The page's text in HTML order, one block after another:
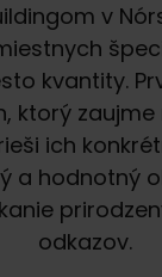
v
kvantity.
ktorý
ich
a hodnotný
odkazov.